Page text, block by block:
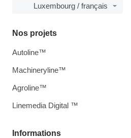
Luxembourg / français
Informations
Nos projets
Autoline™
Machineryline™
Agroline™
Linemedia Digital ™